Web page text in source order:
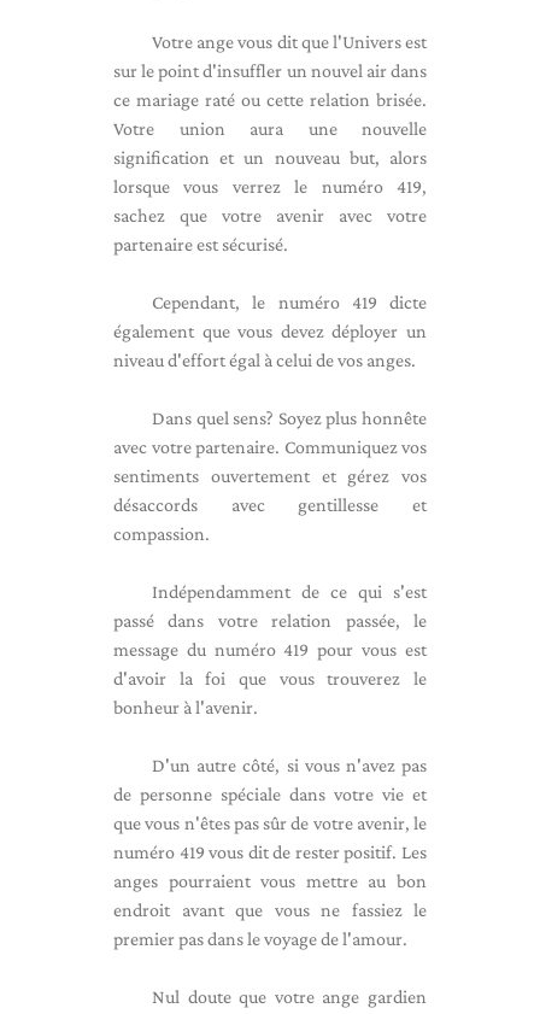
Votre ange vous dit que l'Univers est
sur le point d'insuffler un nouvel air dans
ce mariage raté ou cette relation brisée.
Votre union aura une nouvelle
signification et un nouveau but, alors
lorsque vous verrez le numéro 419,
sachez que votre avenir avec votre
partenaire est sécurisé.
Cependant, le numéro 419 dicte
également que vous devez déployer un
niveau d'effort égal à celui de vos anges.
Dans quel sens? Soyez plus honnête
avec votre partenaire. Communiquez vos
sentiments ouvertement et gérez vos
désaccords avec gentillesse et
compassion.
Indépendamment de ce qui s'est
passé dans votre relation passée, le
message du numéro 419 pour vous est
d'avoir la foi que vous trouverez le
bonheur à l'avenir.
D'un autre côté, si vous n'avez pas
de personne spéciale dans votre vie et
que vous n'êtes pas sûr de votre avenir, le
numéro 419 vous dit de rester positif. Les
anges pourraient vous mettre au bon
endroit avant que vous ne fassiez le
premier pas dans le voyage de l'amour.
Nul doute que votre ange gardien